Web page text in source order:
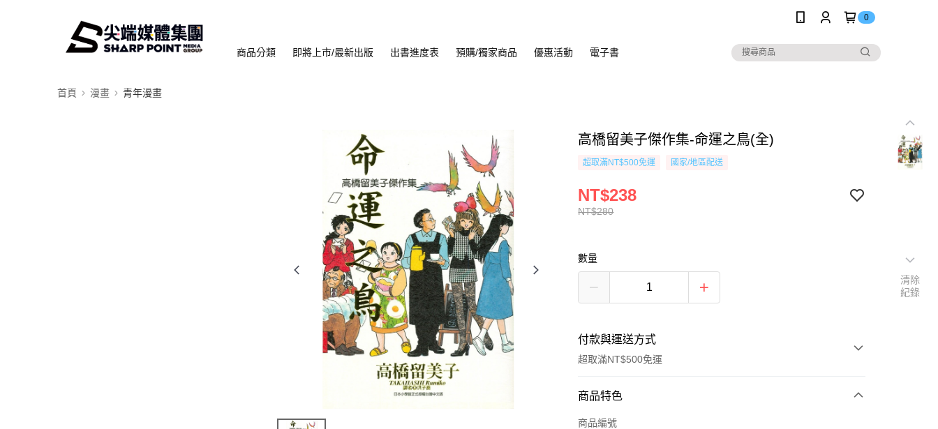
0
商品分類 即將上市/最新出版 出書進度表 預購/獨家商品 優惠活動 電子書
首頁 漫畫 青年漫畫
高橋留美子傑作集-命運之鳥(全)
超取滿NT$500免運 國家/地區配送
NT$280
NT$238
數量
付款與運送方式
超取滿NT$500免運
付款方式
信用卡一次付款
商品特色
商品編號
清除
紀錄